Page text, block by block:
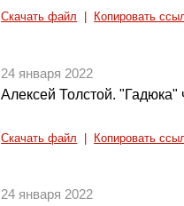
Скачать файл Копировать
24 января 2022
Алексей Толстой. "Гадюка"
Скачать файл Копировать
24 января 2022